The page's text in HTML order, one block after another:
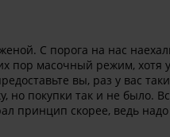
С порога на нас
пор масочный режим, хотя
вы, раз у вас
но покупки так и не было.
принцип скорее, ведь